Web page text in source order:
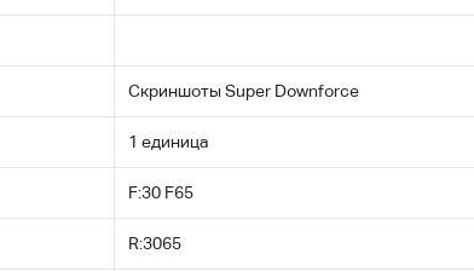
Скриншоты Super Downforce
1 единица
F:30 F65
R:3065